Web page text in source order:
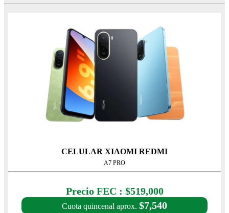
CELULAR XIAOMI REDMI
A7 PRO
Precio FEC : $519,000
Cuota quincenal aprox. $7,540